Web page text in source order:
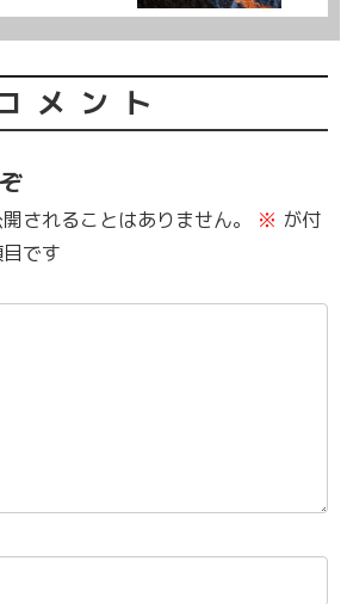
メント
されることはありません。 ※ が付
です